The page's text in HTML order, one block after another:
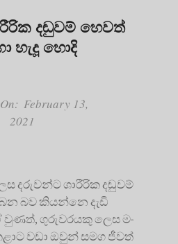
දඬුවම් හෙවත්
හැදූ හොදි
On: February 13,
2021
දරුවන්ට ශාරීරික දඬුවම්
බව කියන්නෙ දැඩි
ගුරුවරයකු ලෙස මං
වඩා ඔවුන් සමග ජීවත්